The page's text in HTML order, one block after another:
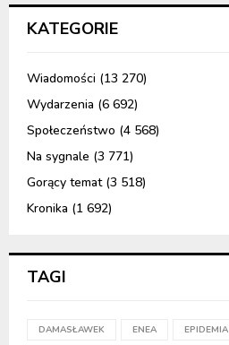
KATEGORIE
Wiadomości (13 270)
Wydarzenia (6 692)
Społeczeństwo (4 568)
Na sygnale (3 771)
Gorący temat(3 518)
Kronika (1 692)
TAGI
DAMASŁAWEK ENEA EPIDEMIA